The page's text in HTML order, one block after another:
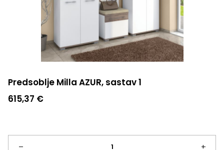
Predsoblje Milla AZUR, sastav 1
615,37 €
–
Predsoblje +